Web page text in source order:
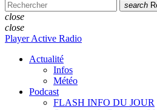
search
close
close
Player Active Radio
Actualité
Infos
Météo
Podcast
FLASH INFO DU JOUR